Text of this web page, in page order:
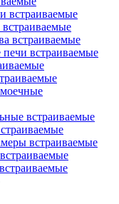
встраиваемые
встраиваемые
встраиваемые
встраиваемые
встраиваемые